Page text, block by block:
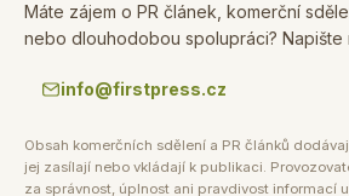
Máte zájem o PR článek, komerční
nebo dlouhodobou spolupráci? Napište
info@firstpress.cz
Obsah komerčních sdělení a PR článků
jej zasílají nebo vkládají k publikaci.
za správnost, úplnost ani pravdivost informací